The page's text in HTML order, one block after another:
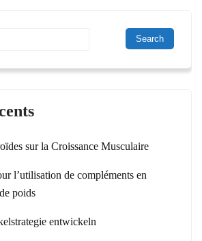
sur la Croissance Musculaire
l’utilisation de compléments en
poids
entwickeln